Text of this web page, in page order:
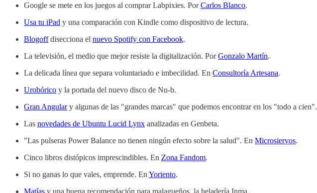
Google se mete en los juegos al comprar Labpixies. PorCarlos Blanco.
Usa tu iPad y una comparación con Kindle como dispositivo de lectura.
Blogoffdisecciona el nuevo Spotify con Facebook.
La televisión, el medio que mejor resiste la digitalización. PorGonzalo Martín.
La delicada línea que separa voluntariado e imbecilidad. En Consultoría Artesana.
Urobórico y la portada del nuevo disco de Nu-b.
Gran Angulary algunas de las "grandes marcas" que podemos encontrar en los "todo a cien".
Las novedades de Ubuntu Lucid Lynx analizadas en Genbeta.
"Las pulseras Power Balance no tienen ningún efecto sobre la salud". En Microsiervos.
Cinco libros distópicos imprescindibles. En Zona Fandom.
Si no ganas lo que vales, emprende. En Yoriento.
Matías y una buena recomendación para malagueños, la heladería Inma.